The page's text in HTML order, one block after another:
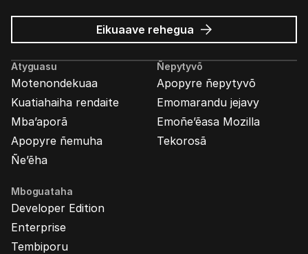
Eikuaave Mozilla
marandu’i
rehegua
Atyguasu
Motenondekuaa
Kuatiahaiha rendaite
Mba’aporã
Apopyre ñemuha
Ñe’ẽha
Ñepytyvõ
Apopyre ñepytyvõ
Emomarandu jejavy
Emoñe’ẽasa Mozilla
Tekorosã
Mboguataha
Developer Edition
Enterprise
Tembiporu